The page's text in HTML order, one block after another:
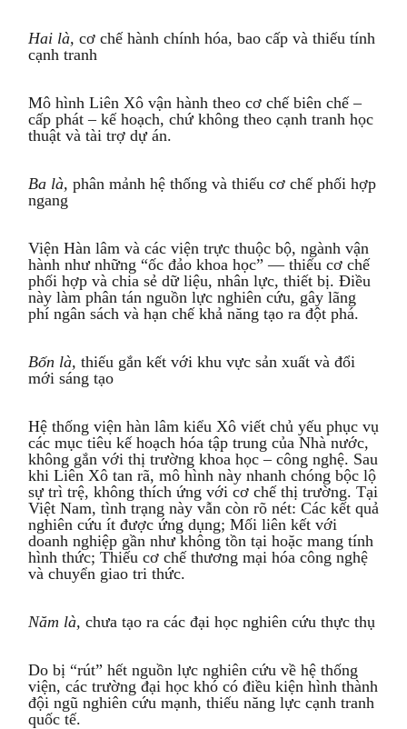
Hai là, cơ chế hành chính hóa, bao cấp và thiếu tính
cạnh tranh
Mô hình Liên Xô vận hành theo cơ chế biên chế –
cấp phát – kế hoạch, chứ không theo cạnh tranh học
thuật và tài trợ dự án.
Ba là, phân mảnh hệ thống và thiếu cơ chế phối hợp
ngang
Viện Hàn lâm và các viện trực thuộc bộ, ngành vận
hành như những “ốc đảo khoa học” — thiếu cơ chế
phối hợp và chia sẻ dữ liệu, nhân lực, thiết bị. Điều
này làm phân tán nguồn lực nghiên cứu, gây lãng
phí ngân sách và hạn chế khả năng tạo ra đột phá.
Bốn là, thiếu gắn kết với khu vực sản xuất và đổi
mới sáng tạo
Hệ thống viện hàn lâm kiểu Xô viết chủ yếu phục vụ
các mục tiêu kế hoạch hóa tập trung của Nhà nước,
không gắn với thị trường khoa học – công nghệ. Sau
khi Liên Xô tan rã, mô hình này nhanh chóng bộc lộ
sự trì trệ, không thích ứng với cơ chế thị trường. Tại
Việt Nam, tình trạng này vẫn còn rõ nét: Các kết quả
nghiên cứu ít được ứng dụng; Mối liên kết với
doanh nghiệp gần như không tồn tại hoặc mang tính
hình thức; Thiếu cơ chế thương mại hóa công nghệ
và chuyển giao tri thức.
Năm là, chưa tạo ra các đại học nghiên cứu thực thụ
Do bị “rút” hết nguồn lực nghiên cứu về hệ thống
viện, các trường đại học khó có điều kiện hình thành
đội ngũ nghiên cứu mạnh, thiếu năng lực cạnh tranh
quốc tế.